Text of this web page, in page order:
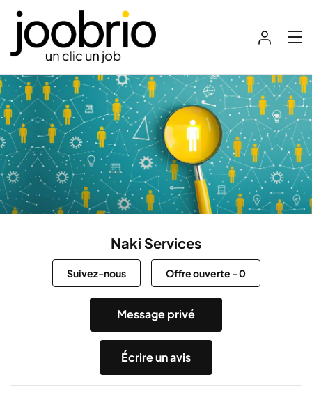
Naki Services
Suivez-nous Offre ouverte -0
Message privé
Écrire un avis